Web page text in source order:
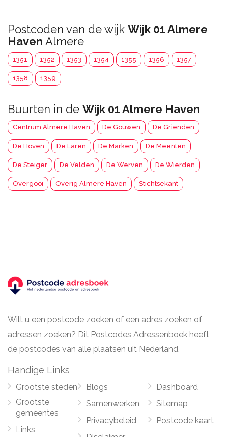
Postcoden van de wijk Wijk 01 Almere
Haven Almere
1351 1352 1353 1354 1355 1356 1357
1358 1359
Buurten in de Wijk 01 Almere Haven
Centrum Almere Haven De Gouwen De Grienden
De Hoven De Laren De Marken De Meenten
De Steiger De Velden De Werven De Wierden
Overgooi Overig Almere Haven Stichtsekant
Wilt u een postcode zoeken of een adres zoeken of
adressen zoeken? Dit Postcodes Adressenboek heeft
de postcodes van alle plaatsen uit Nederland.
Handige Links
Grootste steden
Grootste
gemeentes
Links
Blogs
Samenwerken
Privacybeleid
Dashboard
Sitemap
Postcode kaart